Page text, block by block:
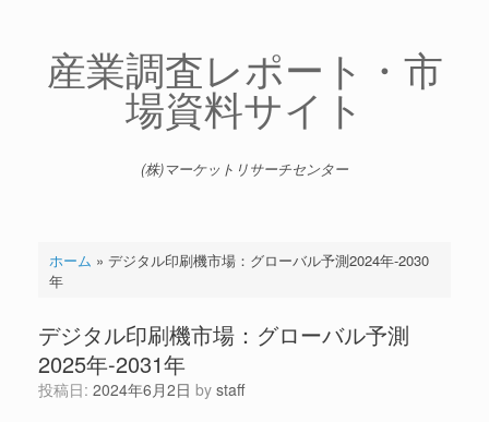
産業調査レポート・市
場資料サイト
(株)マーケットリサーチセンター
ホーム » デジタル印刷機市場：グローバル予測2024年-2030
年
デジタル印刷機市場：グローバル予測
2025年-2031年
投稿日: 2024年6月2日 by staff